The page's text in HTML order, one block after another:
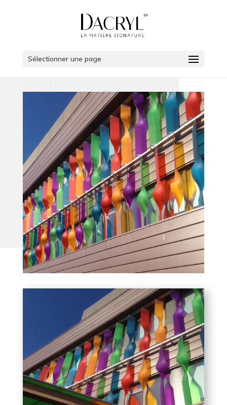
Sélectionner une page